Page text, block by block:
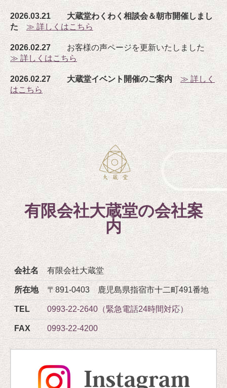
2026.03.21 大蔵堂わくわく相談会＆朝市開催しまし
た
≫ 詳しくはこちら
2026.02.27 お客様の声ページを更新いたしました
≫ 詳しくはこちら
2026.02.27 大蔵堂イベント開催のご案内
≫ 詳しく
はこちら
有限会社大蔵堂の会社案
内
会社名 有限会社大蔵堂
所在地 〒891-0403 鹿児島県指宿市十二町491番地
TEL 0993-22-2640（緊急電話24時間対応）
FAX 0993-22-4200